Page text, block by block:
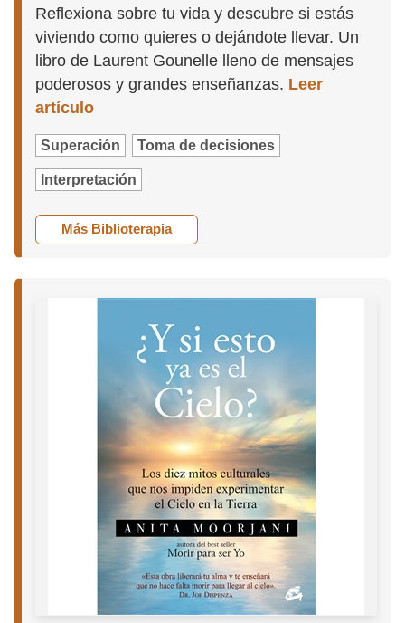
Reflexiona sobre tu vida y descubre si estás
viviendo como quieres o dejándote llevar. Un
libro de Laurent Gounelle lleno de mensajes
poderosos y grandes enseñanzas. Leer
artículo
Superación Toma de decisiones
Interpretación
Más Biblioterapia